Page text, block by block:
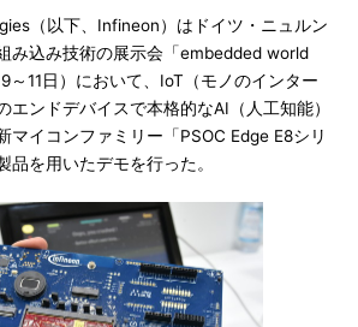
（以下、Infineon）はドイツ・ニュルン
み込み技術の展示会「embedded world
11日）において、IoT（モノのインター
エンドデバイスで本格的なAI（人工知能）
マイコンファミリー「PSOC Edge E8シリ
品を用いたデモを行った。